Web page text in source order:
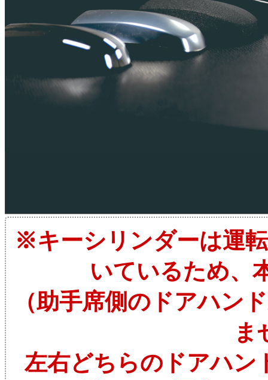
※キーシリンダーは運
いているため、
（助手席側のドアハン
ま
左右どちらのドアハン